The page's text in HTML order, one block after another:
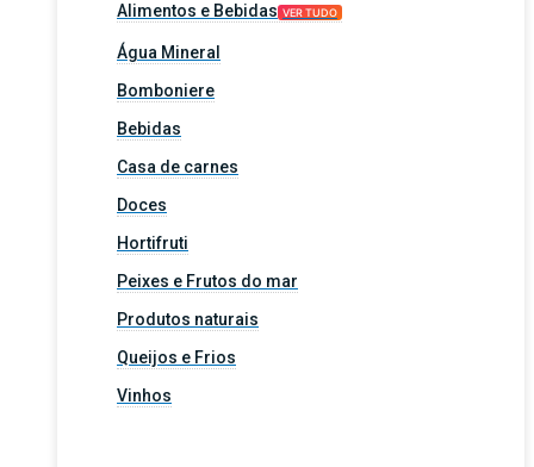
Alimentos e Bebidas VER TUDO
Água Mineral
Bomboniere
Bebidas
Casa de carnes
Doces
Hortifruti
Peixes e Frutos do mar
Produtos naturais
Queijos e Frios
Vinhos